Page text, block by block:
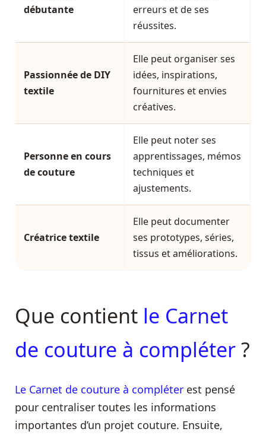
débutante
erreurs et de ses
réussites.
Passionnée de DIY
textile
Elle peut organiser ses
idées, inspirations,
fournitures et envies
créatives.
Personne en cours
de couture
Elle peut noter ses
apprentissages, mémos
techniques et
ajustements.
Créatrice textile
Elle peut documenter
ses prototypes, séries,
tissus et améliorations.
Que contient le Carnet
de couture à compléter?
Le Carnet de couture à compléter est pensé
pour centraliser toutes les informations
importantes d’un projet couture. Ensuite,